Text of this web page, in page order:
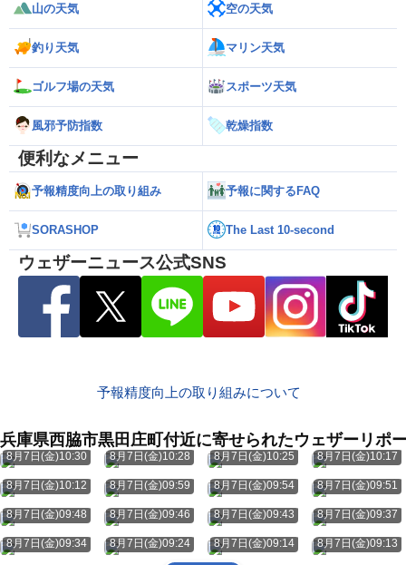
山の天気 空の天気
釣り天気 マリン天気
ゴルフ場の天気 スポーツ天気
風邪予防指数 乾燥指数
便利なメニュー
予報精度向上の取り組み 予報に関するFAQ
SORASHOP The Last 10-second
ウェザーニュース公式SNS
予報精度向上の取り組みについて
兵庫県西脇市黒田庄町付近に寄せられたウェザーリポ
8月7日(金)10:30 8月7日(金)10:28 8月7日(金)10:25 8月7日(金)10:17
8月7日(金)10:12 8月7日(金)09:59 8月7日(金)09:54 8月7日(金)09:51
8月7日(金)09:48 8月7日(金)09:46 8月7日(金)09:43 8月7日(金)09:37
8月7日(金)09:34 8月7日(金)09:24 8月7日(金)09:14 8月7日(金)09:13